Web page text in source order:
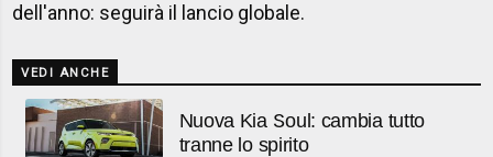
dell'anno: seguirà il lancio globale.
VEDI ANCHE
Nuova Kia Soul: cambia tutto
tranne lo spirito